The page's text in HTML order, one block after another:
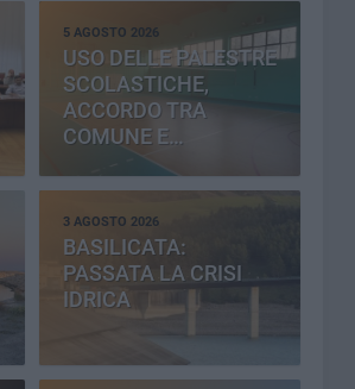
5 AGOSTO 2026
USO DELLE PALESTRE
SCOLASTICHE,
ACCORDO TRA
COMUNE E
PROVINCIA
3 AGOSTO 2026
BASILICATA:
PASSATA LA CRISI
IDRICA